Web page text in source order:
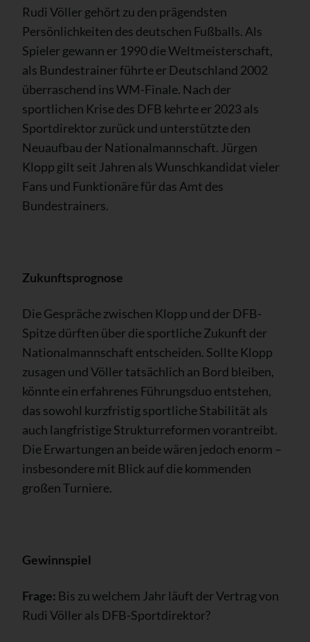
Rudi Völler gehört zu den prägendsten
Persönlichkeiten des deutschen Fußballs. Als
Spieler gewann er 1990 die Weltmeisterschaft,
als Bundestrainer führte er Deutschland 2002
überraschend ins WM-Finale. Nach der
sportlichen Krise des DFB kehrte er 2023 als
Sportdirektor zurück und unterstützte den
Neuaufbau der Nationalmannschaft. Jürgen
Klopp gilt seit Jahren als Wunschkandidat vieler
Fans und Funktionäre für das Amt des
Bundestrainers.
Zukunftsprognose
Die Gespräche zwischen Klopp und der DFB-
Spitze dürften über die sportliche Zukunft der
Nationalmannschaft entscheiden. Sollte Klopp
zusagen und Völler tatsächlich an Bord bleiben,
könnte ein erfahrenes Führungsduo entstehen,
das sowohl kurzfristig sportliche Stabilität als
auch langfristige Strukturreformen vorantreibt.
Die Erwartungen an beide wären jedoch enorm –
insbesondere mit Blick auf die kommenden
großen Turniere.
Gewinnspiel
Frage: Bis zu welchem Jahr läuft der Vertrag von
Rudi Völler als DFB-Sportdirektor?